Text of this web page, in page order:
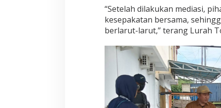
“Setelah dilakukan mediasi,
kesepakatan bersama,
berlarut-larut,” terang Lurah